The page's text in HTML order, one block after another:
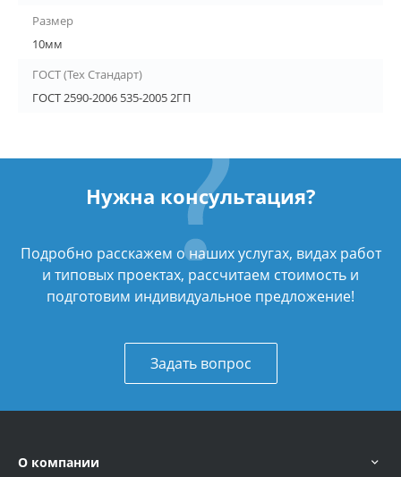
Размер
10мм
ГОСТ (Тех Стандарт)
ГОСТ 2590-2006 535-2005 2ГП
Нужна консультация?
Подробно расскажем о наших услугах, видах работ
и типовых проектах, рассчитаем стоимость и
подготовим индивидуальное предложение!
Задать вопрос
О компании